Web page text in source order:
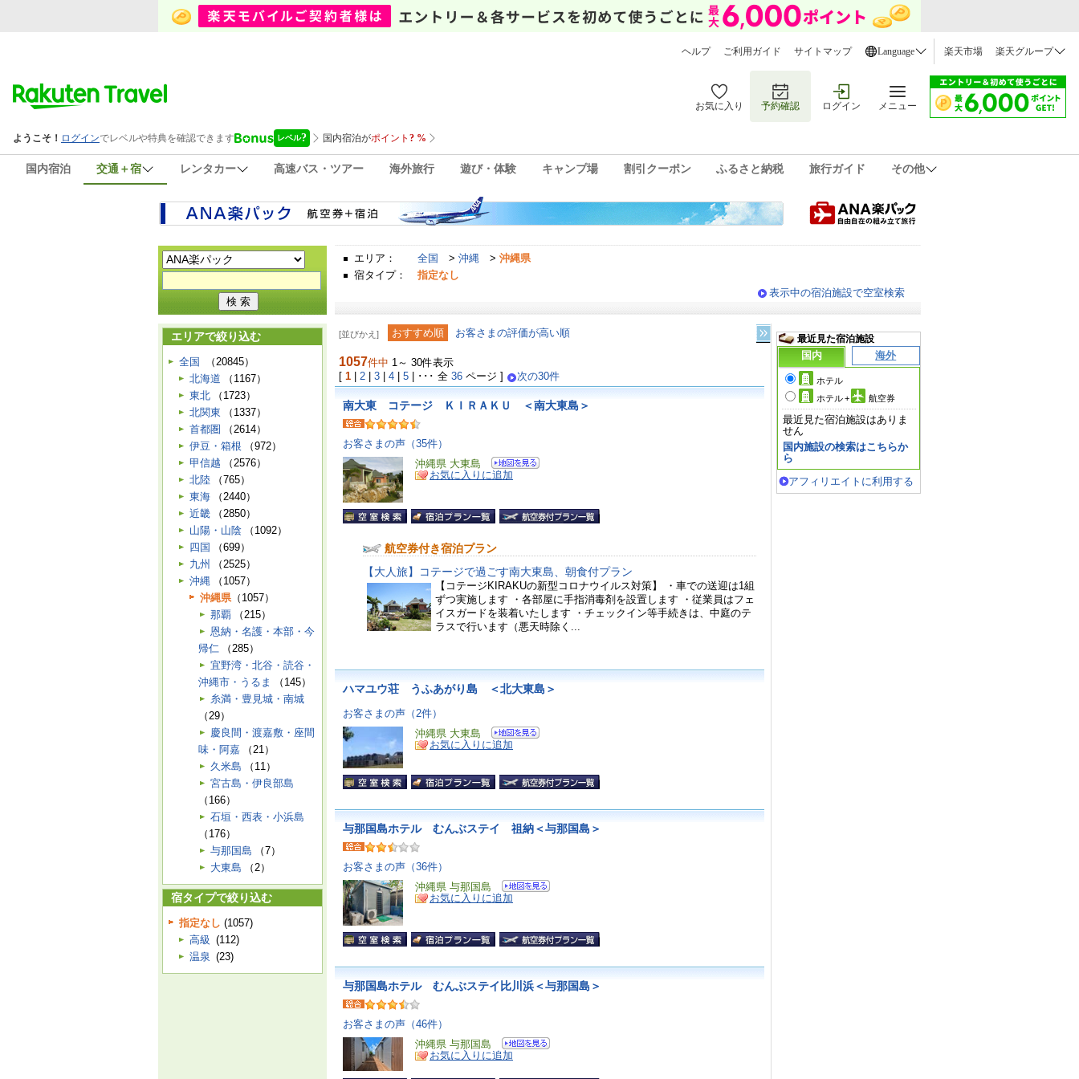
ヘルプ ご利用ガイド サイトマップ Language 楽天市場 楽天グループ
お気に入り 予約確認 ログイン メニュー
国内宿泊 交通＋宿 レンタカー 高速バス・ツアー 海外旅行 遊び・体験 キャンプ場 割引クーポン ふるさと納税 旅行ガイド その他
エリア： 全国 > 沖縄> 沖縄県
宿タイプ：
指定なし
表示中の宿泊施設で空室検索
エリアで絞り込む
全国
（20845）
北海道
（1167）
東北
（1723）
北関東
（1337）
首都圏
（2614）
伊豆・箱根
（972）
甲信越
（2576）
北陸
（765）
東海
（2440）
近畿
（2850）
山陽・山陰
（1092）
四国
（699）
九州
（2525）
沖縄
（1057）
沖縄県（1057）
那覇
（215）
恩納・名護・本部・今
帰仁
（285）
宜野湾・北谷・読谷・
沖縄市・うるま
（145）
糸満・豊見城・南城
（29）
慶良間・渡嘉敷・座間
味・阿嘉
（21）
久米島
（11）
宮古島・伊良部島
（166）
石垣・西表・小浜島
（176）
与那国島
（7）
大東島
（2）
宿タイプで絞り込む
指定なし (1057)
高級 (112)
温泉 (23)
[並びかえ] おすすめ順 お客さまの評価が高い順
1057件中 1～ 30件表示
[ 1 2 3 4 5 | ･･･ 全 36 ページ ] 次の30件
南大東 コテージ ＫＩＲＡＫＵ ＜南大東島＞
お客さまの声（35件）
沖縄県 大東島
お気に入りに追加
航空券付き宿泊プラン
【大人旅】コテージで過ごす南大東島、朝食付プラン
【コテージKIRAKUの新型コロナウイルス対策】 ・車での送迎は1組
ずつ実施します ・各部屋に手指消毒剤を設置します ・従業員はフェ
イスガードを装着いたします ・チェックイン等手続きは、中庭のテ
ラスで行います（悪天時除く...
ハマユウ荘 うふあがり島 ＜北大東島＞
お客さまの声（2件）
沖縄県 大東島
お気に入りに追加
与那国島ホテル むんぶステイ 祖納＜与那国島＞
お客さまの声（36件）
沖縄県 与那国島
お気に入りに追加
与那国島ホテル むんぶステイ比川浜＜与那国島＞
お客さまの声（46件）
沖縄県 与那国島
お気に入りに追加
最近見た宿泊施設
国内
海外
ホテル
ホテル+ 航空券
最近見た宿泊施設はありま
せん
国内施設の検索はこちらか
ら
アフィリエイトに利用する